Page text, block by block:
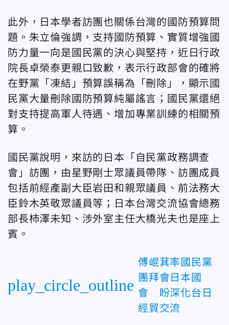
此外，日本學者訪團也關係台灣的國防預算問
題。朱立倫強調，支持國防預算、實質增強國
防力量一向是國民黨的決心與堅持，近日行政
院長卓榮泰更親口致歉，表示行政部會的確將
在野黨「凍結」預算誤稱為「刪除」，顯示國
民黨大量刪除國防預算純屬謠言；國民黨還絕
對支持提高軍人待遇、增加專業訓練的相關預
算。
國民黨說明，來訪的日本「自民黨政務調查
會」訪團，由星野剛士眾議員帶隊、訪團成員
包括前經產副大臣岩田和親眾議員、前法務大
臣鈴木英敬眾議員等；日本台灣交流協會總務
部長柿澤未知、涉外室主任大橋光夫也是座上
賓。
play_circle_outline
傅崐萁率國民黨
團拜會日本國
會 盼深化台日
經貿交流